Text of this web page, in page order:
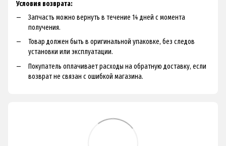
Условия возврата:
Запчасть можно вернуть в течение 14 дней с момента
получения.
Товар должен быть в оригинальной упаковке, без следов
установки или эксплуатации.
Покупатель оплачивает расходы на обратную доставку, если
возврат не связан с ошибкой магазина.